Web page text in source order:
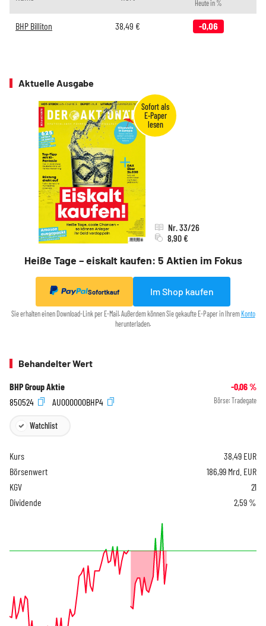
Heute in %
BHP Billiton 38,49 € -0,06
Aktuelle Ausgabe
Heiße Tage – eiskalt kaufen: 5 Aktien im Fokus
Nr. 33/26
8,90 €
Sofortkauf Im Shop kaufen
Sie erhalten einen Download-Link per E-Mail. Außerdem können Sie gekaufte E-Paper in Ihrem Konto
herunterladen.
Behandelter Wert
BHP Group Aktie -0,06%
850524
AU000000BHP4 Börse: Tradegate
Watchlist
Kurs 38,49 EUR
Börsenwert
186,99 Mrd. EUR
KGV
21
Dividende
2,59 %